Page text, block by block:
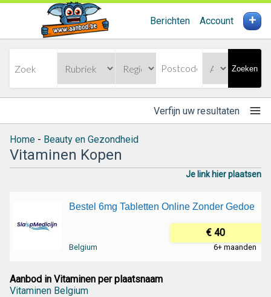
Berichten Account +
Zoeken
Verfijn uw resultaten
Home - Beauty en Gezondheid
Vitaminen Kopen
Je link hier plaatsen
Bestel 6mg Tabletten Online Zonder Gedoe
€ 40
Belgium 6+ maanden
Aanbod in Vitaminen per plaatsnaam
Vitaminen Belgium